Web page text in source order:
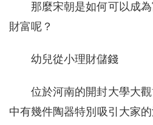
那麼宋朝是如何可以成
財富呢？
幼兒從小理財儲錢
位於河南的開封大學大
中有幾件陶器特別吸引大家